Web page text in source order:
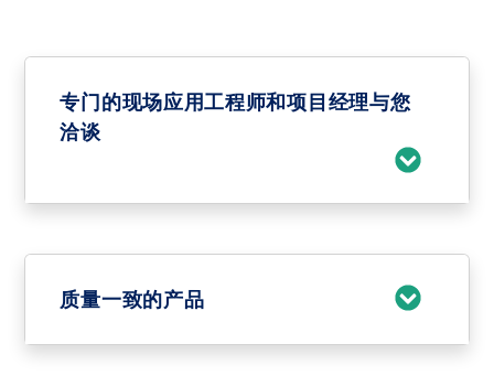
专门的现场应用工程师和项目经理与您
洽谈
质量一致的产品